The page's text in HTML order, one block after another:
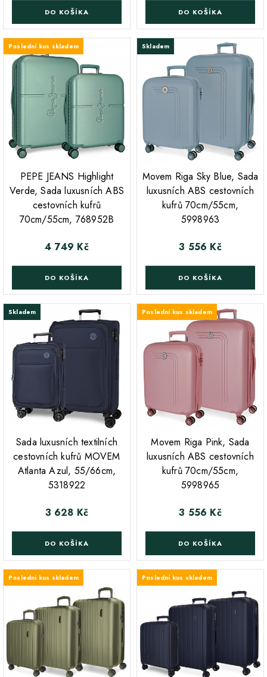
DO KOŠÍKA DO KOŠÍKA
Poslední kus skladem
PEPE JEANS Highlight
Verde, Sada luxusních ABS
cestovních kufrů
70cm/55cm, 768952B
Cena
4 749 Kč
DO KOŠÍKA
Skladem
Movem Riga Sky Blue, Sada
luxusních ABS cestovních
kufrů 70cm/55cm,
5998963
Cena
3 556 Kč
DO KOŠÍKA
Skladem
Sada luxusních textilních
cestovních kufrů MOVEM
Atlanta Azul, 55/66cm,
5318922
Cena
3 628 Kč
DO KOŠÍKA
Poslední kus skladem
Movem Riga Pink, Sada
luxusních ABS cestovních
kufrů 70cm/55cm,
5998965
Cena
3 556 Kč
DO KOŠÍKA
Poslední kus skladem Poslední kus skladem